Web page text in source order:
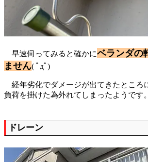
早速伺ってみると確かにベランダの
ません( ﾟдﾟ)
経年劣化でダメージが出てきたところ
負荷を掛けた為外れてしまったようです。
ドレーン